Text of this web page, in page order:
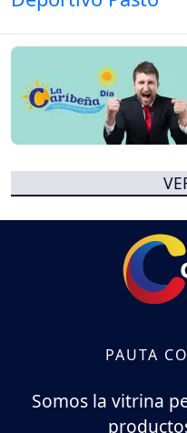
PAUTA
Somos la vitrina